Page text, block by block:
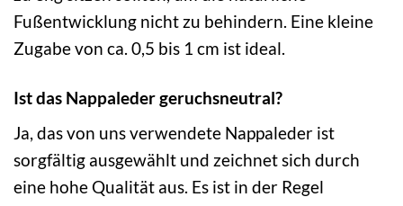
Fußentwicklung nicht zu behindern. Eine kleine
Zugabe von ca. 0,5 bis 1 cm ist ideal.
Ist das Nappaleder geruchsneutral?
Ja, das von uns verwendete Nappaleder ist
sorgfältig ausgewählt und zeichnet sich durch
eine hohe Qualität aus. Es ist in der Regel